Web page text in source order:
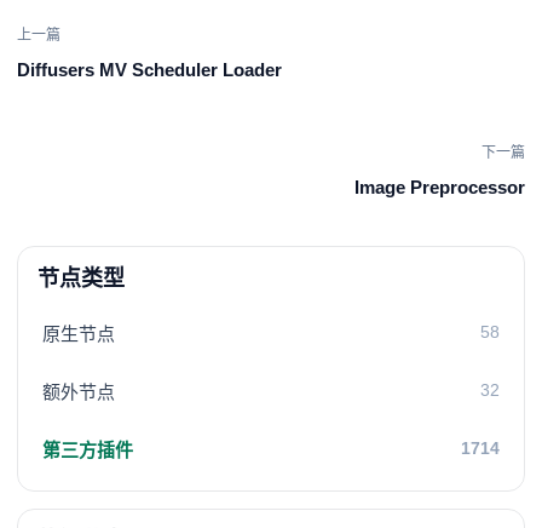
上一篇
Diffusers MV Scheduler Loader
下一篇
Image Preprocessor
节点类型
原生节点 58
额外节点 32
第三方插件 1714